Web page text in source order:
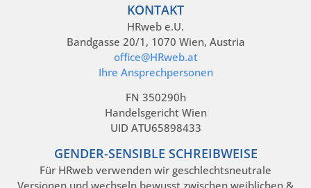
KONTAKT
HRweb e.U.
Bandgasse 20/1, 1070 Wien, Austria
office@HRweb.at
Ihre Ansprechpersonen
FN 350290h
Handelsgericht Wien
UID ATU65898433
GENDER-SENSIBLE SCHREIBWEISE
Für HRweb verwenden wir geschlechtsneutrale